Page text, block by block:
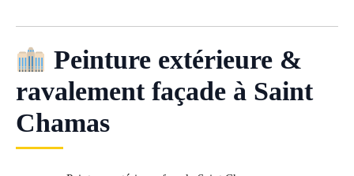
Peinture extérieure &
ravalement façade à Saint
Chamas